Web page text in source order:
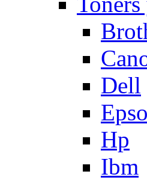
Dell
Hp
Ibm